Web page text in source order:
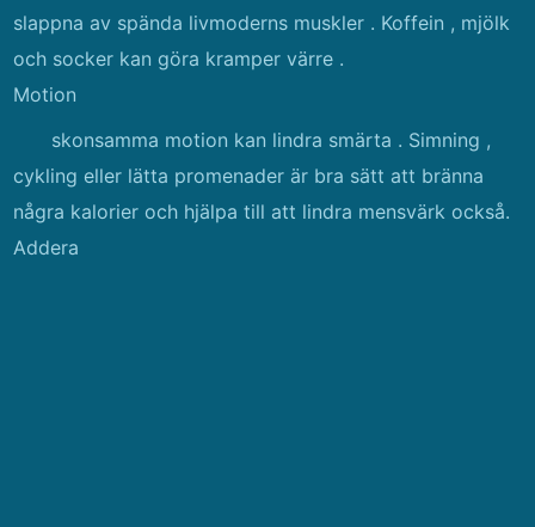
slappna av spända livmoderns muskler . Koffein , mjölk
och socker kan göra kramper värre .
Motion
skonsamma motion kan lindra smärta . Simning ,
cykling eller lätta promenader är bra sätt att bränna
några kalorier och hjälpa till att lindra mensvärk också.
Addera